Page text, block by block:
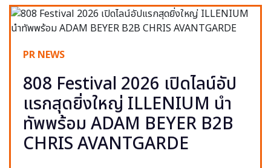
PR NEWS
808 Festival 2026 เปิดไลน์อัป
แรกสุดยิ่งใหญ่ ILLENIUM นำ
ทัพพร้อม ADAM BEYER B2B
CHRIS AVANTGARDE